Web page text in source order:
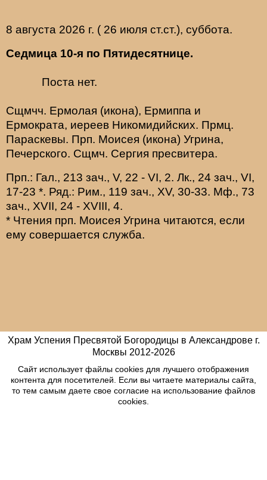
8 августа 2026 г. ( 26 июля ст.ст.), суббота.
Седмица 10-я по Пятидесятнице.
Поста нет.
Сщмчч. Ермолая (икона), Ермиппа и
Ермократа, иереев Никомидийских. Прмц.
Параскевы. Прп. Моисея (икона) Угрина,
Печерского. Сщмч. Сергия пресвитера.
Прп.: Гал., 213 зач., V, 22 - VI, 2. Лк., 24 зач., VI,
17-23 *. Ряд.: Рим., 119 зач., XV, 30-33. Мф., 73
зач., XVII, 24 - XVIII, 4.
* Чтения прп. Моисея Угрина читаются, если
ему совершается служба.
Храм Успения Пресвятой Богородицы в Александрове г.
Москвы 2012-2026
Сайт использует файлы cookies для лучшего отображения
контента для посетителей. Если вы читаете материалы сайта,
то тем самым даете свое согласие на использование файлов
cookies.